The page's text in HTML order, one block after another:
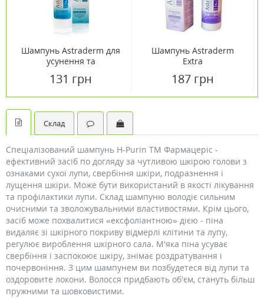
Шампунь Astraderm для
усунення та
мл
131 грн
Шампунь Astraderm
Extra
187 грн
Склад
Спеціалізований шампунь H-Purin ТМ Фармацеріс -
ефективний засіб по догляду за чутливою шкірою голови з
ознаками сухої лупи, свербіння шкіри, подразнення і
лущення шкіри. Може бути використаний в якості лікування
та профілактики лупи. Склад шампуню володіє сильним
очисними та зволожувальними властивостями. Крім цього,
засіб може похвалитися «ексфоліантною» дією - піна
видаляє зі шкірного покриву відмерлі клітини та лупу,
регулює вироблення шкірного сала. М'яка піна усуває
свербіння і заспокоює шкіру, знімає роздратування і
почервоніння. З цим шампунем ви позбудетеся від лупи та
оздоровите локони. Волосся придбають об'єм, стануть більш
пружними та шовковистими.